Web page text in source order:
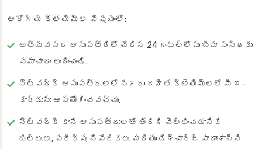
ఆరోగ్య క్లెయిమ్‌ల విషయంలో:
అత్యవసర ఆసుపత్రిలో చేరిన 24 గంటల్లోపు బీమా సంస్థకు
సమాచారం అందించండి.
నెట్‌వర్క్ ఆసుపత్రులలో నగదు రహిత క్లెయిమ్‌లలో మీ ఇ-
కార్డును ఉపయోగించవచ్చు.
నెట్‌వర్క్ కాని ఆసుపత్రులతో తిరిగి చెల్లించడానికి
బిల్లులు, పరీక్ష నివేదికలు మరియు డిశ్చార్జ్ సారాంశాన్ని